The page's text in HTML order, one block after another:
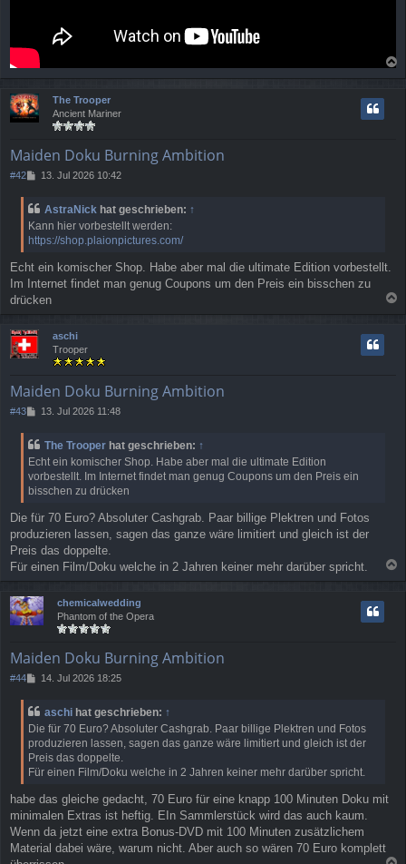
a
The Trooper
Ancient Mariner
Maiden Doku Burning Ambition
#42
B
i
t
r
a
13. Jul 2026 10:42
AstraNick hat geschrieben: ↑
Kann hier vorbestellt werden:
https://shop.plaionpictures.com/
Echt ein komischer Shop. Habe aber mal die ultimate Edition vorbestellt.
Im Internet findet man genug Coupons um den Preis ein bisschen zu
drücken
aschi
Trooper
Maiden Doku Burning Ambition
#43
B
i
t
r
a
g
13. Jul 2026 11:48
The Trooper hat geschrieben: ↑
Echt ein komischer Shop. Habe aber mal die ultimate Edition
vorbestellt. Im Internet findet man genug Coupons um den Preis ein
bisschen zu drücken
Die für 70 Euro? Absoluter Cashgrab. Paar billige Plektren und Fotos
produzieren lassen, sagen das ganze wäre limitiert und gleich ist der
Preis das doppelte.
Für einen Film/Doku welche in 2 Jahren keiner mehr darüber spricht.
a
chemicalwedding
Phantom of the Opera
Maiden Doku Burning Ambition
#44
B
i
t
r
a
g
14. Jul 2026 18:25
aschi hat geschrieben: ↑
Die für 70 Euro? Absoluter Cashgrab. Paar billige Plektren und Fotos
produzieren lassen, sagen das ganze wäre limitiert und gleich ist der
Preis das doppelte.
Für einen Film/Doku welche in 2 Jahren keiner mehr darüber spricht.
habe das gleiche gedacht, 70 Euro für eine knapp 100 Minuten Doku mit
minimalen Extras ist heftig. EIn Sammlerstück wird das auch kaum.
Wenn da jetzt eine extra Bonus-DVD mit 100 Minuten zusätzlichem
Material dabei wäre, warum nicht. Aber auch so wären 70 Euro komplett